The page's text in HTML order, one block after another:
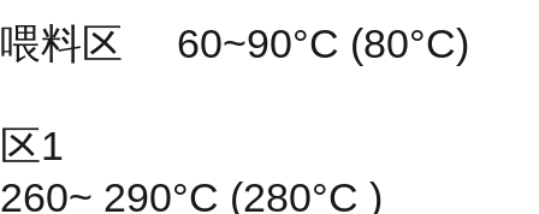
喂料区 60~90°C (80°C)
区1
260~ 290°C (280°C )